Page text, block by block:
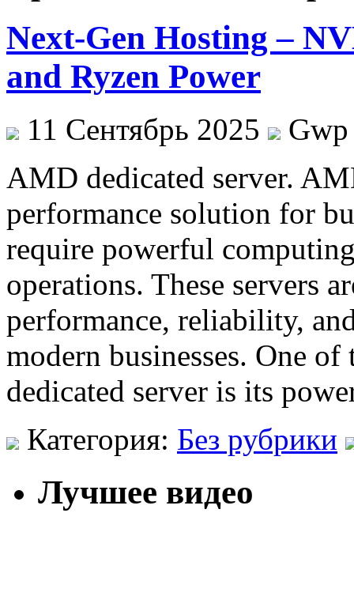
Next-Gen Hosting –
and Ryzen Power
11 Сентябрь 2025
Gwp
AMD dedicated server.
performance solution for
require powerful
operations. These servers
performance, reliability,
modern businesses. One
dedicated server is its
Категория: Без рубрики
Лучшее видео